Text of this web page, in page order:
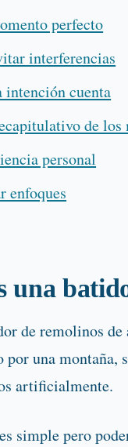
perfecto
interferencias
intención cuenta
de los
personal
enfoques
una
de remolinos de
por una
artificialmente.
simple pero